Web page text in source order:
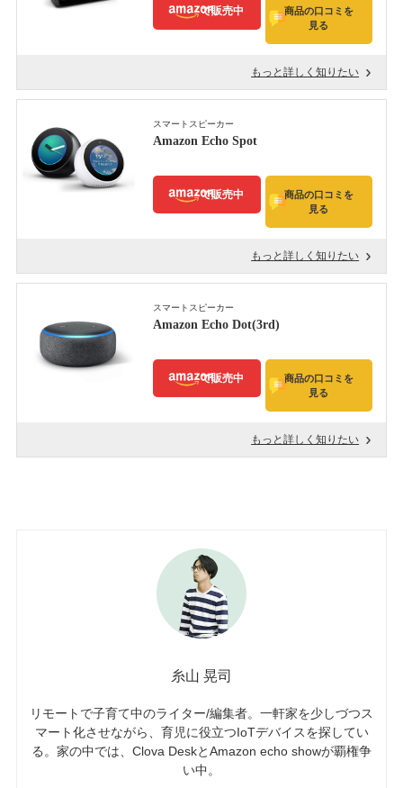
で販売中
商品の口コミを
見る
もっと詳しく知りたい
スマートスピーカー
Amazon Echo Spot
で販売中
商品の口コミを
見る
もっと詳しく知りたい
スマートスピーカー
Amazon Echo Dot(3rd)
で販売中
商品の口コミを
見る
もっと詳しく知りたい
糸山 晃司
リモートで子育て中のライター/編集者。一軒家を少しづつス
マート化させながら、育児に役立つIoTデバイスを探してい
る。家の中では、Clova DeskとAmazon echo showが覇権争
い中。